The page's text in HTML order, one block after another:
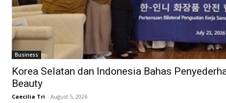
Business
Korea Selatan dan Indonesia Bahas
Beauty
Caecilia Tri - August 5, 2026